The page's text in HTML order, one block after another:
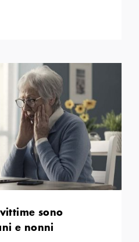
sono
e nonni